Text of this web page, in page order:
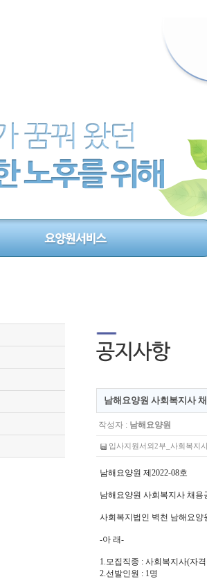
남해요양원 사회복지사
작성자 : 남해요양원
입사지원서외2부_사회복지
남해요양원 제2022-08호
남해요양원 사회복지사 채
사회복지법인 벽천 남해요
-아 래-
1.모집직종 : 사회복지사(자
2.선발인원 : 1명